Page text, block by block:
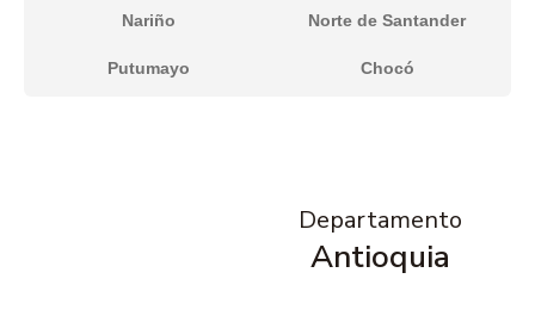
Nariño Norte de Santander
Putumayo Chocó
Departamento
Antioquia